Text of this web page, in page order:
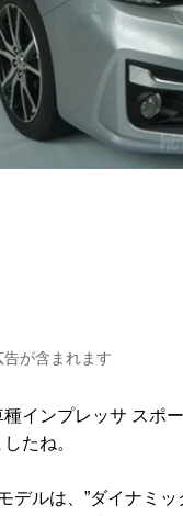
が含まれます
種インプレッサ スポ
たね。
デルは、”ダイナミ